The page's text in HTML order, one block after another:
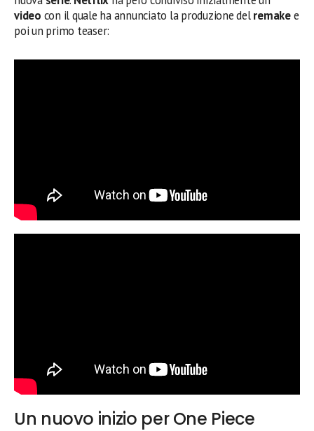
video con il quale ha annunciato la produzione delremakee
poi un primo teaser:
Un nuovo inizio per One Piece